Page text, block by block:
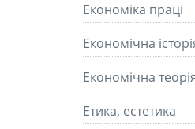
Економіка праці
Економічна
Економічна
Етика, естетика